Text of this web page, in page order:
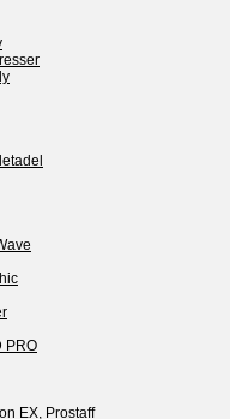
PRO
EX, Prostaff